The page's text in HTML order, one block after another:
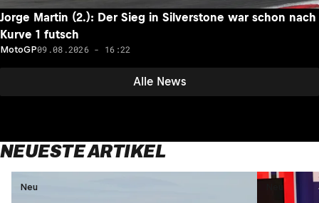
Alle News
Jorge Martin (2.): Der Sieg in Silverstone war schon nach
Kurve 1 futsch
MotoGP09.08.2026 - 16:22
NEUESTE ARTIKEL
Neu